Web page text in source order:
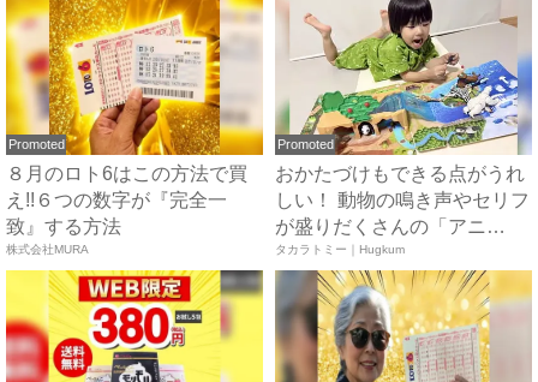
Promoted
８月のロト6はこの方法で買
え!!６つの数字が『完全一
致』する方法
株式会社MURA
Promoted
おかたづけもできる点がうれ
しい！ 動物の鳴き声やセリフ
が盛りだくさんの「アニ
ア ...
タカラトミー｜Hugkum